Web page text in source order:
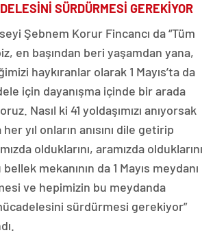
SÜRDÜRMESİ GEREKİYOR
Şebnem Korur Fincancı da “Tüm
en başından beri yaşamdan yana,
haykıranlar olarak 1 Mayıs’ta da
için dayanışma içinde bir arada
Nasıl ki 41 yoldaşımızı anıyorsak
yıl onların anısını dile getirip
olduklarını, aramızda olduklarını
mekanının da 1 Mayıs meydanı
ve hepimizin bu meydanda
sürdürmesi gerekiyor”